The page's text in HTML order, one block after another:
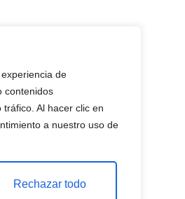
de
contenidos
Al hacer clic en
a nuestro uso de
Rechazar todo
La empresa
Productos
Contacto